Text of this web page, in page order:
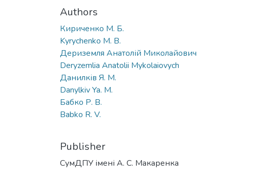
Authors
Кириченко М. Б.
Kyrychenko M. B.
Дериземля Анатолій Миколайович
Deryzemlia Anatolii Mykolaiovych
Данилків Я. М.
Danylkiv Ya. M.
Бабко Р. В.
Babko R. V.
Publisher
СумДПУ імені А. С. Макаренка